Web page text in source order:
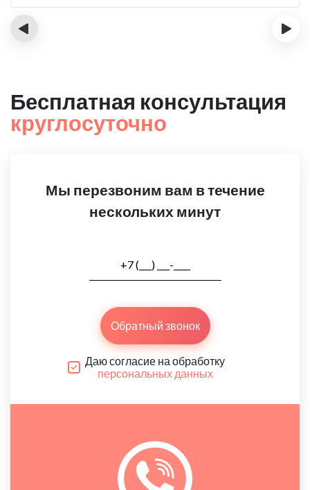
‹ ›
Бесплатная консультация
круглосуточно
Мы перезвоним вам в течение
нескольких минут
Обратный звонок
Даю согласие на обработку
персональных данных